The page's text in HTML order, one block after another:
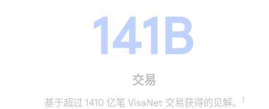
141B
交易
基于超过 1410 亿笔 VisaNet 交易获得的见解。 1